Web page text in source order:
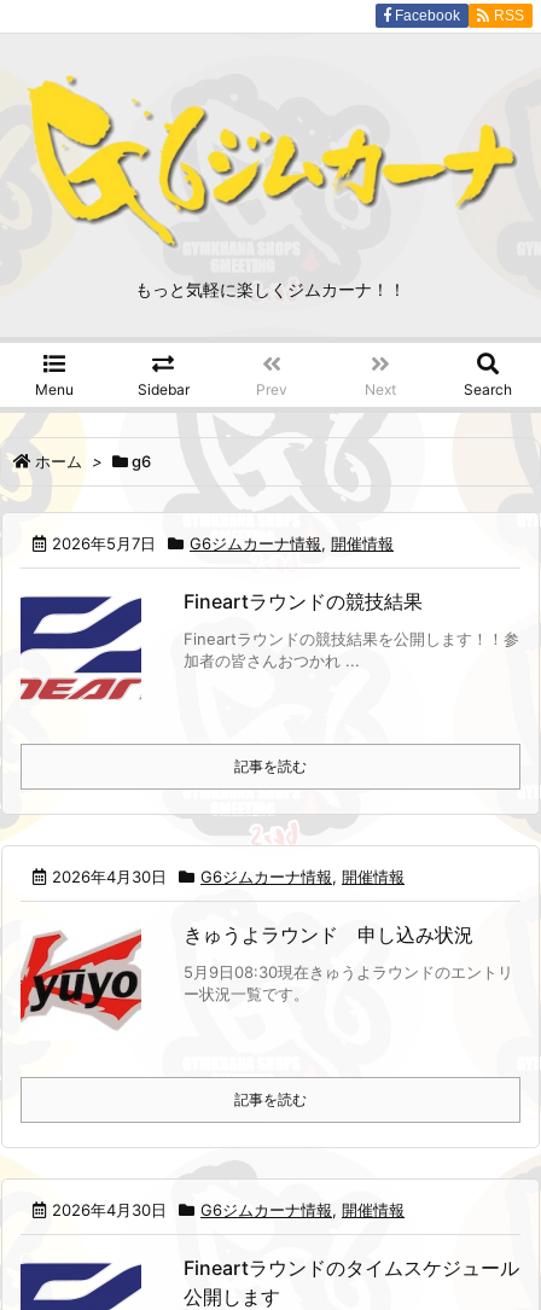
もっと気軽に楽しくジムカーナ！！
Menu Sidebar Prev Next Search
Facebook RSS
ホーム > g6
2026年5月7日 G6ジムカーナ情報, 開催情報
Fineartラウンドの競技結果
Fineartラウンドの競技結果を公開します！！ 参
加者の皆さんおつかれ ...
記事を読む
2026年4月30日 G6ジムカーナ情報, 開催情報
きゅうよラウンド 申し込み状況
5月9日08:30現在きゅうよラウンドのエントリ
ー状況一覧です。
記事を読む
2026年4月30日 G6ジムカーナ情報, 開催情報
Fineartラウンドのタイムスケジュール
公開します